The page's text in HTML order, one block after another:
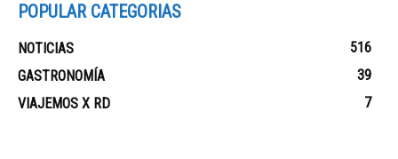
POPULAR CATEGORIAS
NOTICIAS
516
GASTRONOMÍA
39
VIAJEMOS X RD
7